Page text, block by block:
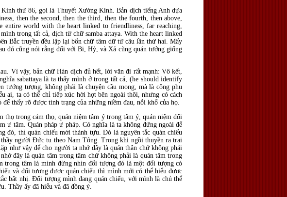
thứ 86, gọi là Thuyết Xướng Kinh. Bản dịch tiếng Anh dựa
then the second, then the third, then the fourth, then above,
entire world with the heart linked to friendliness, far reaching,
trong tất cả, dịch từ chữ samba attaya. With the heart linked
Bắc truyền đều lập lại bốn chữ tâm dữ từ câu lần thứ hai. Mấy
đó cũng nói rằng đối với Bi, Hỷ, và Xả cũng quán tưởng giống
Vì vậy, bản chữ Hán dịch đủ hết, lời văn đi rất mạnh: Vô kết,
sabattaya là ta thấy mình ở trong tất cả, (he should identify
tượng, không phải là chuyện cầu mong, mà là công phu
ai, ta có thể chỉ tiếp xúc hời hợt bên ngoài thôi, nhưng có cách
thấy rõ được tình trạng của những niềm đau, nỗi khổ của họ.
thọ trong cảm thọ, quán niệm tâm ý trong tâm ý, quán niệm đối
ư tâm. Quán pháp ư pháp. Có nghĩa là ta không đứng ngoài để
thì quán chiếu mới thành tựu. Đó là nguyên tắc quán chiếu
người Đức tu theo Nam Tông. Trong khi ngồi thuyền ra trại
như vậy để cho người ta nhớ đây là quán thân chứ không phải
đây là quán tâm trong tâm chứ không phải là quán tâm trong
trong tâm là mình đừng nhìn đối tượng đó là một đối tượng có
và đối tượng được quán chiếu thì mình mới có thể hiểu được
bất nhị. Đối tượng mình đang quán chiếu, với mình là chủ thể
Thầy ấy đã hiểu và đã đồng ý.